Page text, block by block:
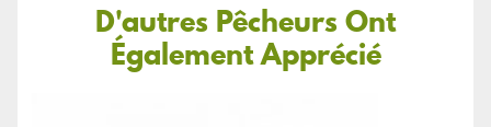
D'autres Pêcheurs Ont
Également Apprécié